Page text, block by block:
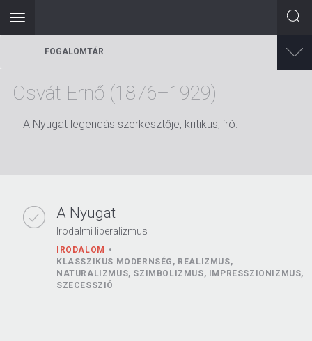
Toggle
navigation
FOGALOMTÁR
Osvát Ernő (1876–1929)
A Nyugat legendás szerkesztője, kritikus, író.
A Nyugat
Irodalmi liberalizmus
IRODALOM
KLASSZIKUS MODERNSÉG, REALIZMUS,
NATURALIZMUS, SZIMBOLIZMUS, IMPRESSZIONIZMUS,
SZECESSZIÓ